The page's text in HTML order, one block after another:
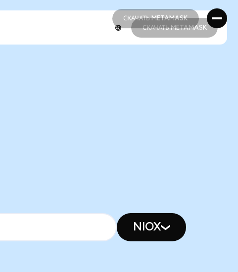
СКАЧАТЬ METAMASK
СКАЧАТЬ METAMASK
СКАЧАТЬ METAMASK
NIOX